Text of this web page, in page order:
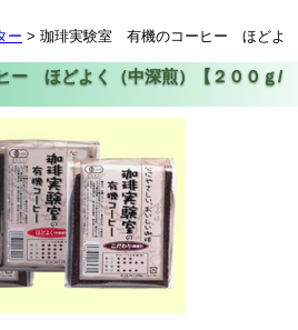
ー > 珈琲実験室 有機のコーヒー ほどよ